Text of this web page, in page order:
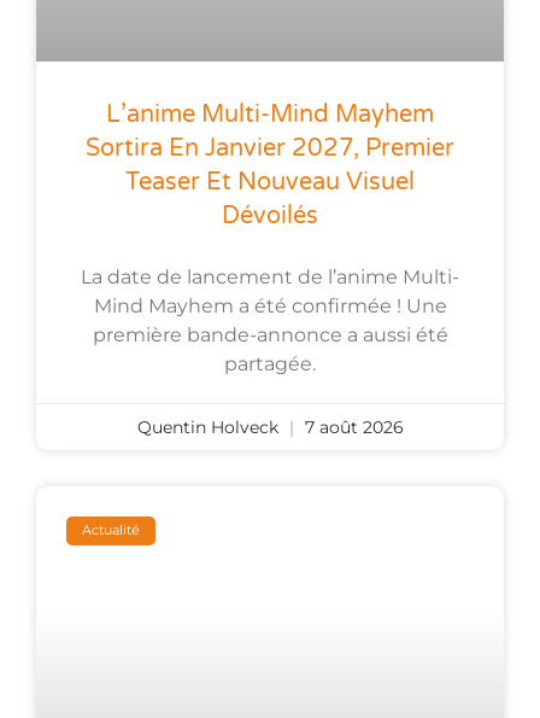
L’anime Multi-Mind Mayhem
Sortira En Janvier 2027, Premier
Teaser Et Nouveau Visuel
Dévoilés
La date de lancement de l’anime Multi-
Mind Mayhem a été confirmée ! Une
première bande-annonce a aussi été
partagée.
Quentin Holveck 7 août 2026
Actualité